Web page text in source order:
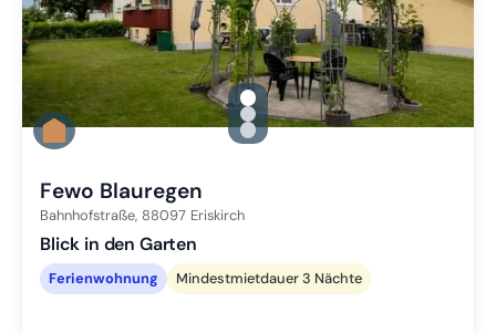
gallery.slide_selector
Zu Slide 1 wechseln
Zu Slide 2 wechseln
Zu Slide 3 wechseln
Fewo Blauregen
Bahnhofstraße, 88097 Eriskirch
Blick in den Garten
Ferienwohnung Mindestmietdauer 3 Nächte